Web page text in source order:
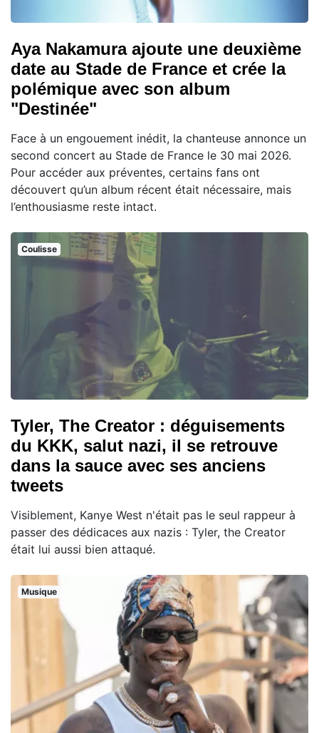
Aya Nakamura ajoute une deuxième
date au Stade de France et crée la
polémique avec son album
"Destinée"
Face à un engouement inédit, la chanteuse annonce un
second concert au Stade de France le 30 mai 2026.
Pour accéder aux préventes, certains fans ont
découvert qu’un album récent était nécessaire, mais
l’enthousiasme reste intact.
Coulisse
Tyler, The Creator : déguisements
du KKK, salut nazi, il se retrouve
dans la sauce avec ses anciens
tweets
Visiblement, Kanye West n'était pas le seul rappeur à
passer des dédicaces aux nazis : Tyler, the Creator
était lui aussi bien attaqué.
Musique